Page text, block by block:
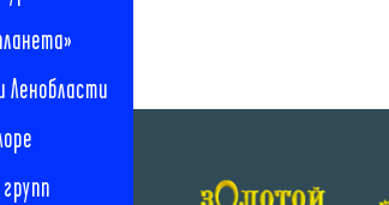
Ленобласти